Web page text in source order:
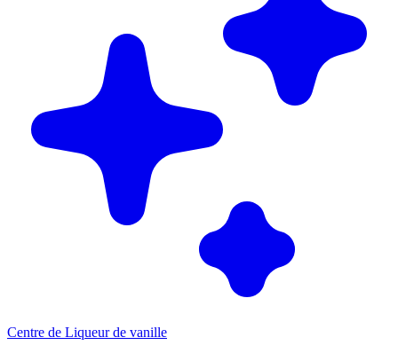
Centre de Liqueur de vanille